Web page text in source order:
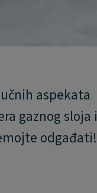
aspekata
gaznog sloja i
odgađati!